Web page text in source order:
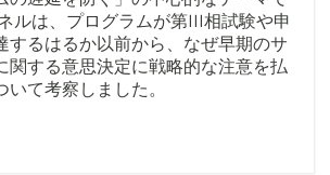
ルは、プログラムが第III相試験や申
するはるか以前から、なぜ早期のサ
関する意思決定に戦略的な注意を払
いて考察しました。